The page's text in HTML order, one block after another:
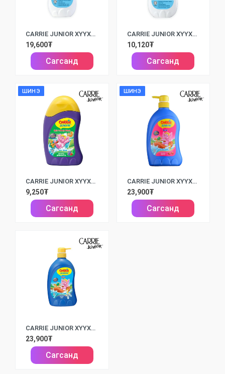
CARRIE JUNIOR ХҮҮХДИЙН ВАННЫ ХӨӨС /750МЛ/
19,600₮
Сагсанд
CARRIE JUNIOR ХҮҮХДИЙН ВАННЫ ХӨӨС /250МЛ/
10,120₮
Сагсанд
ШИНЭ
CARRIE JUNIOR ХҮҮХДИЙН ВАННЫ ХӨӨС GROOVY GRAPEBERRY /280МЛ/
9,250₮
Сагсанд
ШИНЭ
CARRIE JUNIOR ХҮҮХДИЙН ВАННЫ ХӨӨС CHEEKY CHERRY /700МЛ/
23,900₮
Сагсанд
CARRIE JUNIOR ХҮҮХДИЙН ВАННЫ ХӨӨС DOUBLE MILK /700МЛ/
23,900₮
Сагсанд